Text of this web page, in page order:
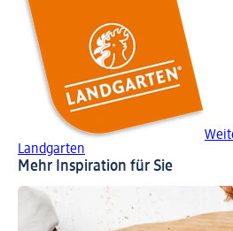
Landgarten
Mehr Inspiration für Sie